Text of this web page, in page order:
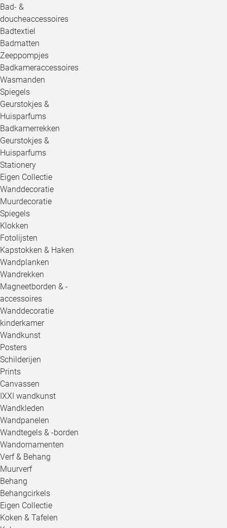
Bad- &
doucheaccessoires
Badtextiel
Badmatten
Zeeppompjes
Badkameraccessoires
Wasmanden
Spiegels
Geurstokjes &
Huisparfums
Badkamerrekken
Geurstokjes &
Huisparfums
Stationery
Eigen Collectie
Wanddecoratie
Muurdecoratie
Spiegels
Klokken
Fotolijsten
Kapstokken & Haken
Wandplanken
Wandrekken
Magneetborden & -
accessoires
Wanddecoratie
kinderkamer
Wandkunst
Posters
Schilderijen
Prints
Canvassen
IXXI wandkunst
Wandkleden
Wandpanelen
Wandtegels & -borden
Wandornamenten
Verf & Behang
Muurverf
Behang
Behangcirkels
Eigen Collectie
Koken & Tafelen